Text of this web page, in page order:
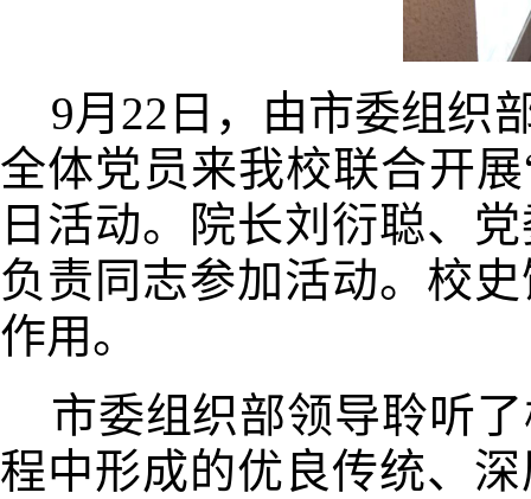
9月 22 日，由市委组织
全体党员来我校联合开
日活动。院长刘衍聪、
负责同志参加活动。校
作用。
市委组织部领导聆听
程中形成的优良传统、